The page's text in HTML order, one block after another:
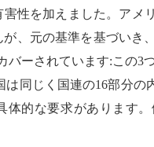
性を加えました。アメ
、元の基準を基づいき
バーされています:この3
は同じく国連の16部分の
体的な要求があります